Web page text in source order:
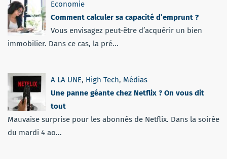
Economie
Comment calculer sa capacité d’emprunt ?
Vous envisagez peut-être d’acquérir un bien
immobilier. Dans ce cas, la pré...
A LA UNE, High Tech, Médias
Une panne géante chez Netflix ? On vous dit
tout
Mauvaise surprise pour les abonnés de Netflix. Dans la soirée
du mardi 4 ao...